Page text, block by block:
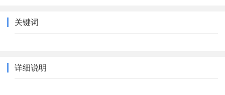
关键词
详细说明